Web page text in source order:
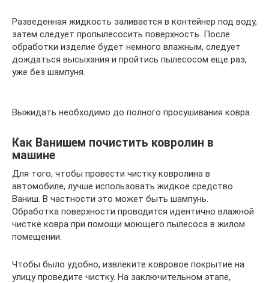
Разведенная жидкость заливается в контейнер под воду,
затем следует пропылесосить поверхность. После
обработки изделие будет немного влажным, следует
дождаться высыхания и пройтись пылесосом еще раз,
уже без шампуня.
Выжидать необходимо до полного просушивания ковра.
Как Ванишем почистить ковролин в
машине
Для того, чтобы провести чистку ковролина в
автомобиле, лучше использовать жидкое средство
Ваниш. В частности это может быть шампунь.
Обработка поверхности проводится идентично влажной
чистке ковра при помощи моющего пылесоса в жилом
помещении.
Чтобы было удобно, извлеките ковровое покрытие на
улицу проведите чистку. На заключительном этапе,